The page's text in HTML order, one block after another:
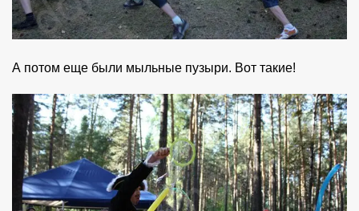
А потом еще были мыльные пузыри. Вот такие!